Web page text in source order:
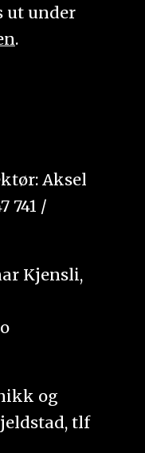
ut under
.
Aksel
741 /
Kjensli,
og
tlf